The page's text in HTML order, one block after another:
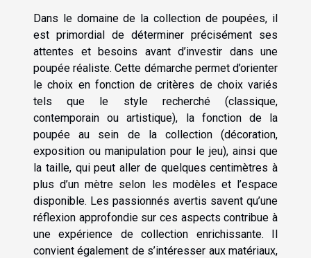
Dans le domaine de la collection de poupées, il
est primordial de déterminer précisément ses
attentes et besoins avant d’investir dans une
poupée réaliste. Cette démarche permet d’orienter
le choix en fonction de critères de choix variés
tels que le style recherché (classique,
contemporain ou artistique), la fonction de la
poupée au sein de la collection (décoration,
exposition ou manipulation pour le jeu), ainsi que
la taille, qui peut aller de quelques centimètres à
plus d’un mètre selon les modèles et l’espace
disponible. Les passionnés avertis savent qu’une
réflexion approfondie sur ces aspects contribue à
une expérience de collection enrichissante. Il
convient également de s’intéresser aux matériaux,